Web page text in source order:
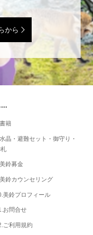
から
籍
晶・避難セット・御守り・
鈴募金
鈴カウンセリング
美鈴プロフィール
お問合せ
ご利用規約